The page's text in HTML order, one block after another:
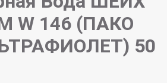
W 146 (ПАКО
50